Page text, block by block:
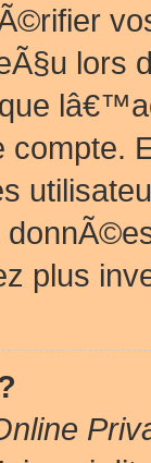
lors
plus